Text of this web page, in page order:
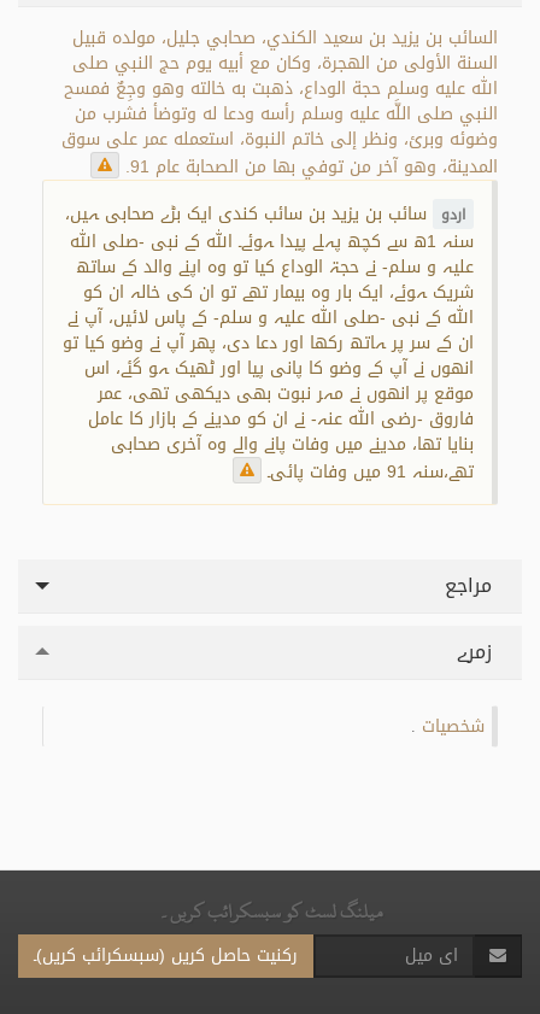
السائب بن يزيد بن سعيد الكندي، صحابي جليل، مولده قبيل
السنة الأولى من الهجرة، وكان مع أبيه يوم حج النبي صلى
الله عليه وسلم حجة الوداع، ذهبت به خالته وهو وجِعٌ فمسح
النبي صلى اللَّه عليه وسلم رأسه ودعا له وتوضأ فشرب من
وضوئه وبرئ، ونظر إلى خاتم النبوة، استعمله عمر على سوق
المدينة، وهو آخر من توفي بها من الصحابة عام 91.
اردو
سائب بن یزید بن سائب کندی ایک بڑے صحابی ہیں،
سنہ 1ھ سے کچھ پہلے پیدا ہوئے۔ اللہ کے نبی -صلی اللہ
علیہ و سلم- نے حجۃ الوداع کیا تو وہ اپنے والد کے ساتھ
شریک ہوئے، ایک بار وہ بیمار تھے تو ان کی خالہ ان کو
اللہ کے نبی -صلی اللہ علیہ و سلم- کے پاس لائیں، آپ نے
ان کے سر پر ہاتھ رکھا اور دعا دی، پھر آپ نے وضو کیا تو
انھوں نے آپ کے وضو کا پانی پیا اور ٹھیک ہو گئے، اس
موقع پر انھوں نے مہر نبوت بھی دیکھی تھی، عمر
فاروق -رضی اللہ عنہ- نے ان کو مدینے کے بازار کا عامل
بنایا تھا، مدینے میں وفات پانے والے وہ آخری صحابی
تھے،سنہ 91 میں وفات پائی۔
مراجع
زمرے
شخصیات
میلنگ لسٹ کو سبسکرائب کریں۔
رکنیت حاصل کریں (سبسکرائب کریں)۔